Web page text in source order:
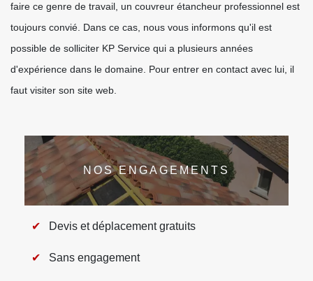
faire ce genre de travail, un couvreur étancheur professionnel est
toujours convié. Dans ce cas, nous vous informons qu'il est
possible de solliciter KP Service qui a plusieurs années
d'expérience dans le domaine. Pour entrer en contact avec lui, il
faut visiter son site web.
NOS ENGAGEMENTS
Devis et déplacement gratuits
Sans engagement